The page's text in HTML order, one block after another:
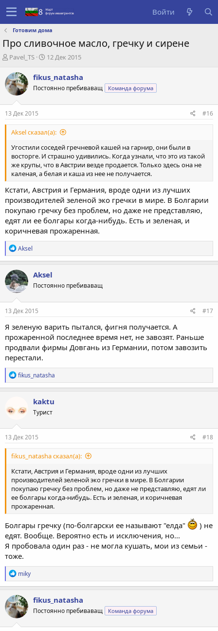
Войти
Готовим дома
Про сливочное масло, гречку и сирене
А
т
о
р
е
м
Pavel_TS
Д
т
а
с
н
и
я
12 Дек 2015
fikus_natasha
Постоянно пребиваващ Команда форума
13 Дек 2015 #16
Aksel сказал(а):
Угостили соседей гречневой кашей на гарнир, они были в
восторге. И страшно удивились. Когда узнали, что это из такой
же крупы, что в Австрии везде продается. Только здесь она не
каленая, а белая и каша из нее не получается.
Кстати, Австрия и Германия, вроде одни из лучших
производителей зеленой эко гречки в мире. В Болгарии
покупаю гречку без проблем, но даже не представляю,
едят ли ее болгары когда-нибудь. Есть и зеленая, и
коричневая прожаренная.
Р
е
а
к
ц
и
и
:
Aksel
Aksel
Постоянно пребиваващ
13 Дек 2015 #17
Я зеленую варить пытался, фигня получается. А
прожаренной последнее время нет, не завозят. Раньше
продвали фирмы Довгань из Германии, потом завозить
перестали.
Р
е
а
ц
и
:
fikus_natasha
kaktu
Турист
13 Дек 2015 #18
fikus_natasha сказал(а):
Кстати, Австрия и Германия, вроде одни из лучших
производителей зеленой эко гречки в мире. В Болгарии
покупаю гречку без проблем, но даже не представляю, едят ли
ее болгары когда-нибудь. Есть и зеленая, и коричневая
прожаренная.
Болгары гречку (по-болгарски ее называют "елда"
) не
едят. Вообще. Вероятно есть и исключения, но...
Я пробовала один раз - не могла кушать, мои из семьи -
тоже.
Р
е
а
к
ц
и
и
:
miky
fikus_natasha
Постоянно пребиваващ Команда форума